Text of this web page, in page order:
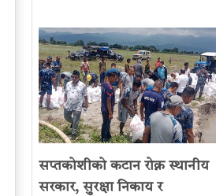
सप्तकोशीको कटान रोक्न स्थानीय
सरकार, सुरक्षा निकाय र